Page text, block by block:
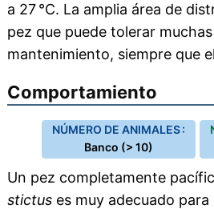
a 27 °C. La amplia área de
pez que puede tolerar
mantenimiento, siempre que
Comportamiento
NÚMERO DE ANIMALES :
Banco (> 10)
Un pez completamente
stictuses muy adecuado para